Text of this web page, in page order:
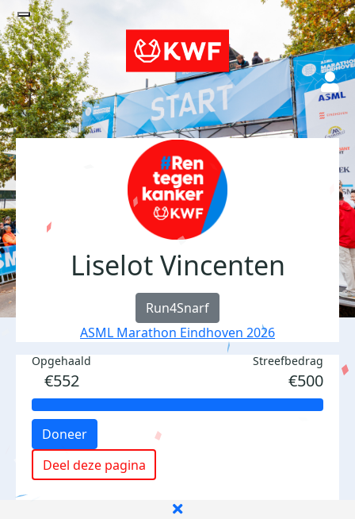
Liselot Vincenten
Run4Snarf
ASML Marathon Eindhoven 2026
Opgehaald
€552
Streefbedrag
€500
Doneer
Deel deze pagina